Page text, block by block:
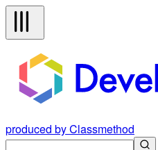
produced by Classmethod